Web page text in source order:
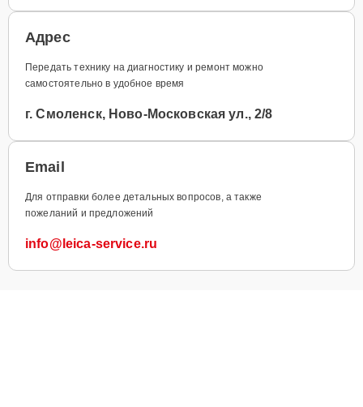
Адрес
Передать технику на диагностику и ремонт можно
самостоятельно в удобное время
г. Смоленск, Ново-Московская ул., 2/8
Email
Для отправки более детальных вопросов, а также
пожеланий и предложений
info@leica-service.ru